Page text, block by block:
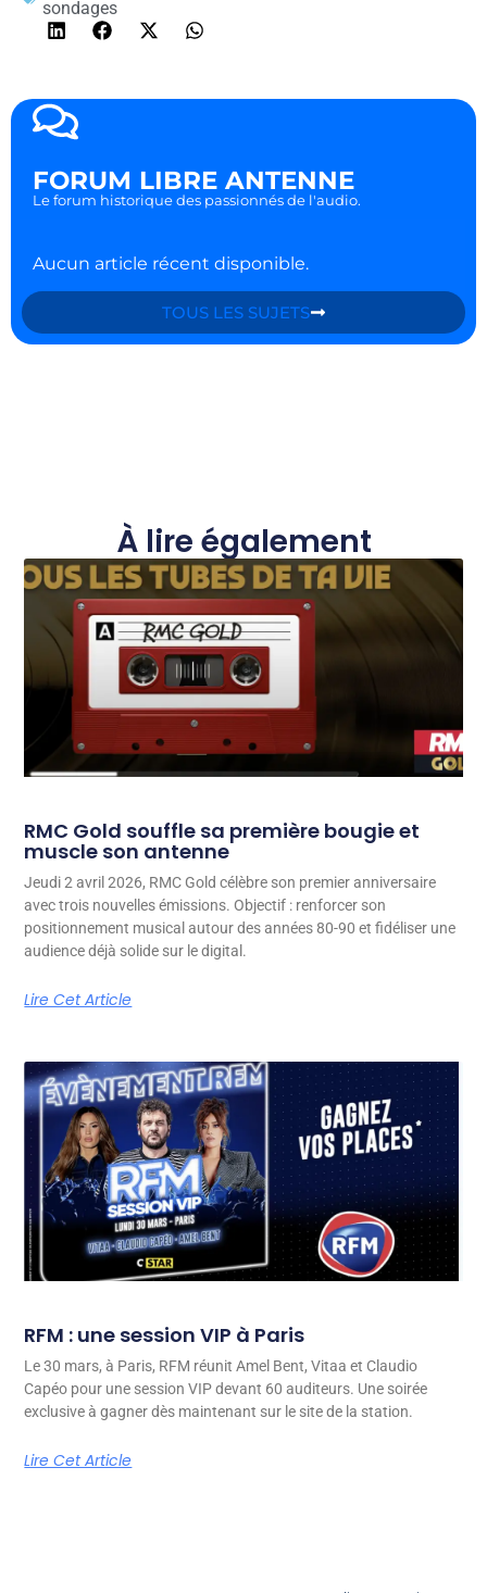
sondages
FORUM LIBRE ANTENNE
Le forum historique des passionnés de l'audio.
Aucun article récent disponible.
TOUS LES SUJETS
À lire également
RMC Gold souffle sa première bougie et
muscle son antenne
Jeudi 2 avril 2026, RMC Gold célèbre son premier anniversaire
avec trois nouvelles émissions. Objectif : renforcer son
positionnement musical autour des années 80-90 et fidéliser une
audience déjà solide sur le digital.
Lire Cet Article
RFM : une session VIP à Paris
Le 30 mars, à Paris, RFM réunit Amel Bent, Vitaa et Claudio
Capéo pour une session VIP devant 60 auditeurs. Une soirée
exclusive à gagner dès maintenant sur le site de la station.
Lire Cet Article